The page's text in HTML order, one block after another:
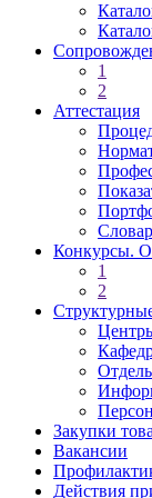
1
2
Аттестация
Конкурсы.
1
2
Закупки
Вакансии
Действия